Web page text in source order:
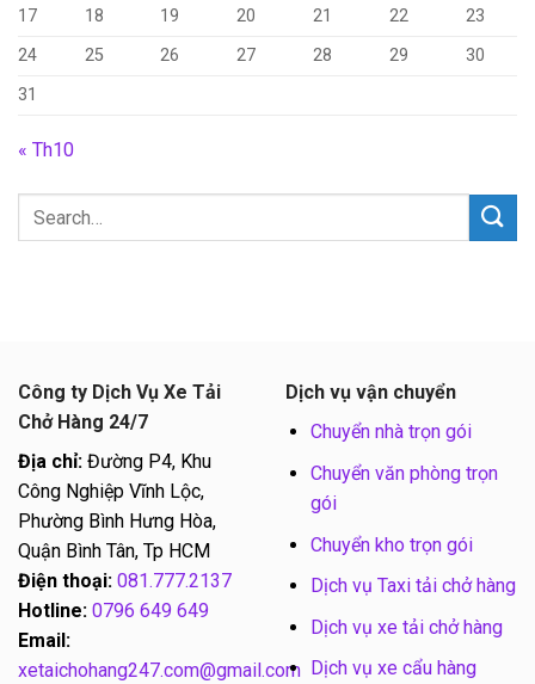
17
18 19 20 21 22
23
24
25 26 27 28 29
30
31
« Th10
Công ty Dịch Vụ Xe Tải
Chở Hàng 24/7
Địa chỉ: Đường P4, Khu
Công Nghiệp Vĩnh Lộc,
Phường Bình Hưng Hòa,
Quận Bình Tân, Tp HCM
Điện thoại: 081.777.2137
Hotline: 0796 649 649
Email:
xetaichohang247.com@gmail.com
Dịch vụ vận chuyển
Chuyển nhà trọn gói
Chuyển văn phòng trọn
gói
Chuyển kho trọn gói
Dịch vụ Taxi tải chở hàng
Dịch vụ xe tải chở hàng
Dịch vụ xe cẩu hàng